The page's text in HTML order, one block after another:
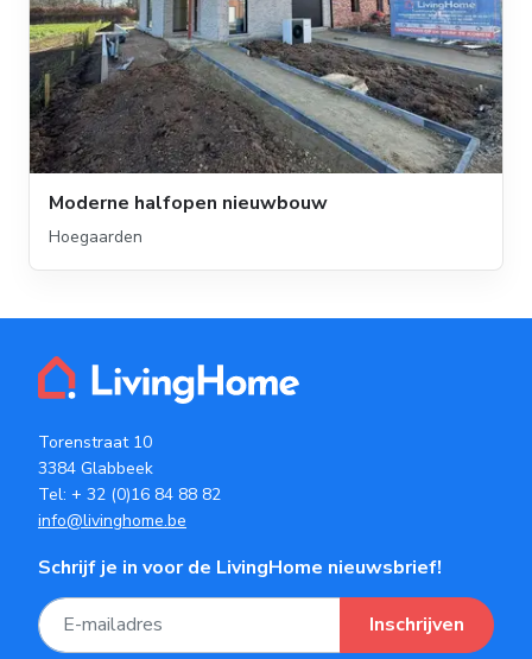
Moderne halfopen nieuwbouw
Hoegaarden
Torenstraat 10
3384 Glabbeek
Tel: + 32 (0)16 84 88 82
info@livinghome.be
Schrijf je in voor de LivingHome nieuwsbrief!
Inschrijven